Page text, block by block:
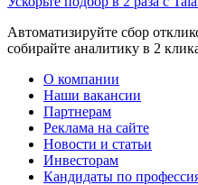
Автоматизируйте сбор
собирайте аналитику в 2
О компании
Наши вакансии
Партнерам
Реклама на сайте
Новости и статьи
Инвесторам
Кандидаты по